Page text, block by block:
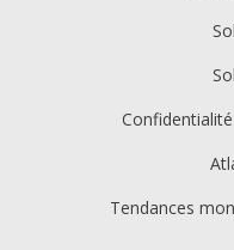
Tendances